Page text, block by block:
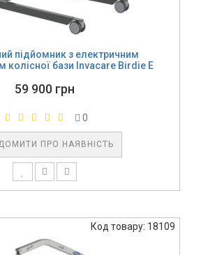
підйомник з електричним
колісної бази Invacare Birdie E
59 900 грн
0
ПРО НАЯВНІСТЬ
Код товару: 18109